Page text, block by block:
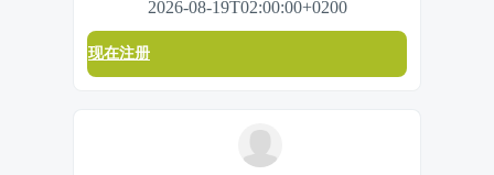
2026-08-19T02:00:00+0200
现在注册